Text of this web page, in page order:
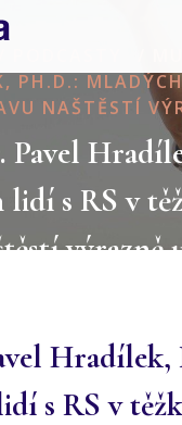
PH.D.:
NAŠTĚSTÍ
s RS v
výrazně
Hradílek,
s RS v